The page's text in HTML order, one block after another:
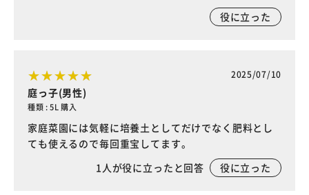
役に立った
2025/07/10
庭っ子(男性)
種類 : 5L 購入
家庭菜園には気軽に培養土としてだけでなく肥料とし
ても使えるので毎回重宝してます。
1人が役に立ったと回答 役に立った